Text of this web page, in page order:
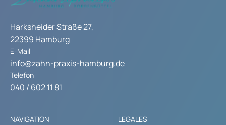
Harksheider Straße 27,
22399 Hamburg
E-Mail
info@zahn-praxis-hamburg.de
Telefon
040 / 602 11 81
NAVIGATION
LEGALES